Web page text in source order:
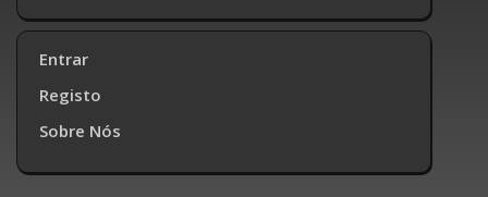
Entrar
Registo
Sobre Nós